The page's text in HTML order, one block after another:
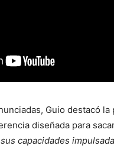
Guio destacó
diseñada para
sus capacidades